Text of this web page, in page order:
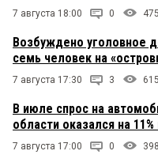
7 августа 18:00 0 475
Возбуждено уголовное
семь человек на
7 августа 17:30 3 615
В июле спрос на
области оказался на
7 августа 17:00 0 398